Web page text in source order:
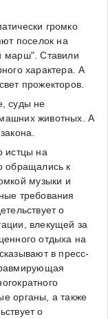
громко
поселок на
марш". Ставили
характера. А
прожекторов.
суды не
животных. А
истцы на
обращались к
музыки и
требования
о
влекущей за
отдыха на
в пресс-
органы, а также
о